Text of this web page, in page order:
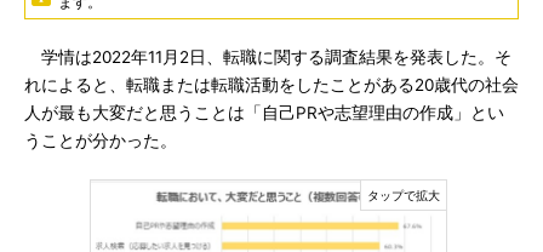
学情は2022年11月2日、転職に関する調査結果を発表した。そ
れによると、転職または転職活動をしたことがある20歳代の社会
人が最も大変だと思うことは「自己PRや志望理由の作成」とい
うことが分かった。